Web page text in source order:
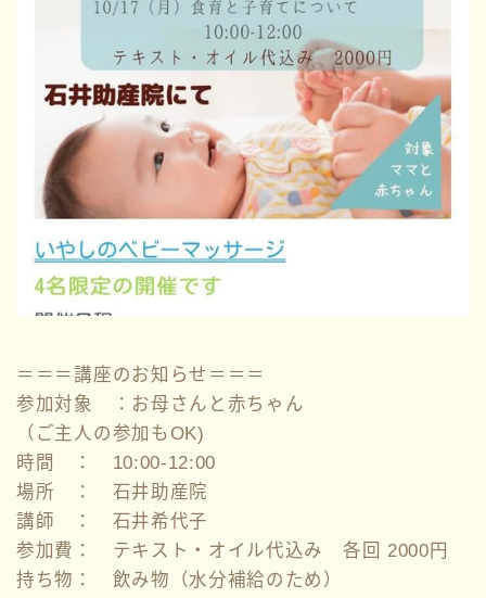
＝＝＝講座のお知らせ＝＝＝
参加対象 ：お母さんと赤ちゃん
（ご主人の参加もOK)
時間 ： 10:00-12:00
場所 ： 石井助産院
講師 ： 石井希代子
参加費： テキスト・オイル代込み 各回 2000円
持ち物： 飲み物（水分補給のため）